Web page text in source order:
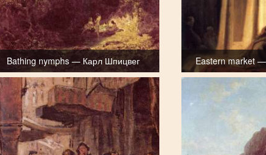
Bathing nymphs — Карл Шпицвег Eastern market